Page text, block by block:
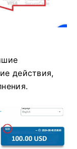
действия,